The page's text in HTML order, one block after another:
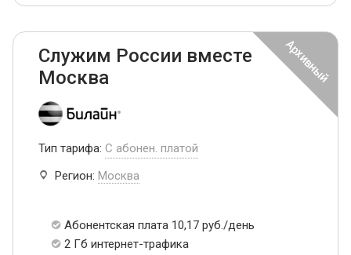
Служим России вместе
Москва
Тип тарифа: С абонен. платой
Регион: Москва
Абонентская плата 10,17 руб./день
2 Гб интернет-трафика